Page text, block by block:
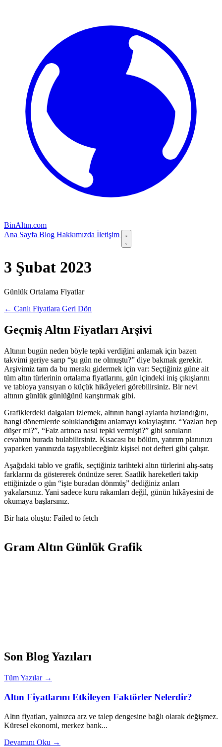
BinAltın.com
Ana Sayfa Blog Hakkımızda İletişim
3 Şubat 2023
Günlük Ortalama Fiyatlar
← Canlı Fiyatlara Geri Dön
Geçmiş Altın Fiyatları Arşivi
Altının bugün neden böyle tepki verdiğini anlamak için bazen
takvimi geriye sarıp “şu gün ne olmuştu?” diye bakmak gerekir.
Arşivimiz tam da bu merakı gidermek için var: Seçtiğiniz güne ait
tüm altın türlerinin ortalama fiyatlarını, gün içindeki iniş çıkışlarını
ve tabloya yansıyan o küçük hikâyeleri görebilirsiniz. Bir nevi
altının günlük günlüğünü karıştırmak gibi.
Grafiklerdeki dalgaları izlemek, altının hangi aylarda hızlandığını,
hangi dönemlerde soluklandığını anlamayı kolaylaştırır. “Yazları hep
düşer mi?”, “Faiz artınca nasıl tepki vermişti?” gibi soruların
cevabını burada bulabilirsiniz. Kısacası bu bölüm, yatırım planınızı
yaparken yanınızda taşıyabileceğiniz kişisel not defteri gibi çalışır.
Aşağıdaki tablo ve grafik, seçtiğiniz tarihteki altın türlerini alış-satış
farklarını da göstererek önünüze serer. Saatlik hareketleri takip
ettiğinizde o gün “işte buradan dönmüş” dediğiniz anları
yakalarsınız. Yani sadece kuru rakamları değil, günün hikâyesini de
okumaya başlarsınız.
Bir hata oluştu: Failed to fetch
Gram Altın Günlük Grafik
Son Blog Yazıları
Tüm Yazılar →
Altın Fiyatlarını Etkileyen Faktörler Nelerdir?
Altın fiyatları, yalnızca arz ve talep dengesine bağlı olarak değişmez.
Küresel ekonomi, merkez bank...
Devamını Oku →